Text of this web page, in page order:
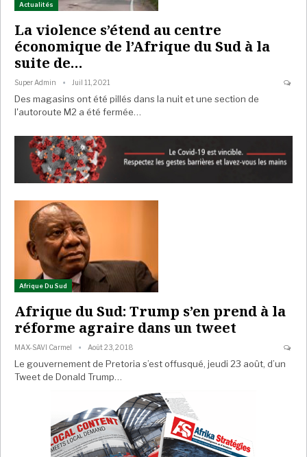
Actualités
La violence s’étend au centre
économique de l’Afrique du Sud à la
suite de…
Super Admin Juil 11, 2021
Des magasins ont été pillés dans la nuit et une section de
l'autoroute M2 a été fermée…
Afrique Du Sud
Afrique du Sud: Trump s’en prend à la
réforme agraire dans un tweet
MAX-SAVI Carmel Août 23, 2018
Le gouvernement de Pretoria s’est offusqué, jeudi 23 août, d’un
Tweet de Donald Trump…